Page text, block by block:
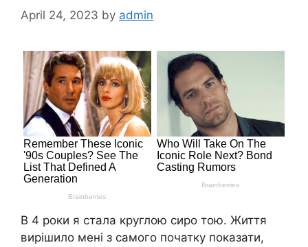
April 24, 2023 by admin
В 4 роки я стала круглою сиро тою. Життя
вирішило мені з самого початку показати,